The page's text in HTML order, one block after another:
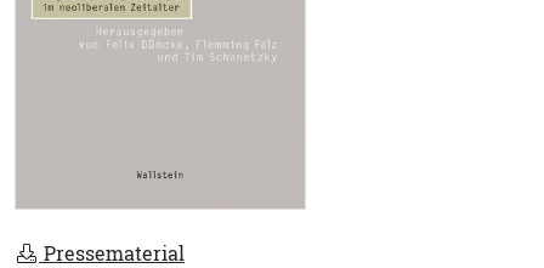
Pressematerial